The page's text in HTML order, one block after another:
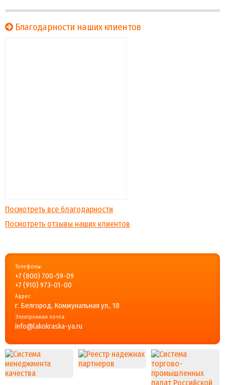
Благодарности наших клиентов
Посмотреть все благодарности
Посмотреть отзывы наших клиентов
Телефоны:
+7 (800) 700-59-09
+7 (910) 973-01-00
Адрес:
г. Белгород, Коммунальная ул., 18
Электронная почта:
info@lakokraska-ya.ru